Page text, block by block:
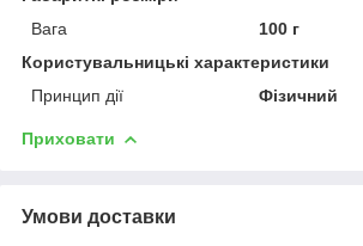
Вага
100 г
Користувальницькі характеристики
Принцип дії
Фізичний
Приховати
Умови доставки